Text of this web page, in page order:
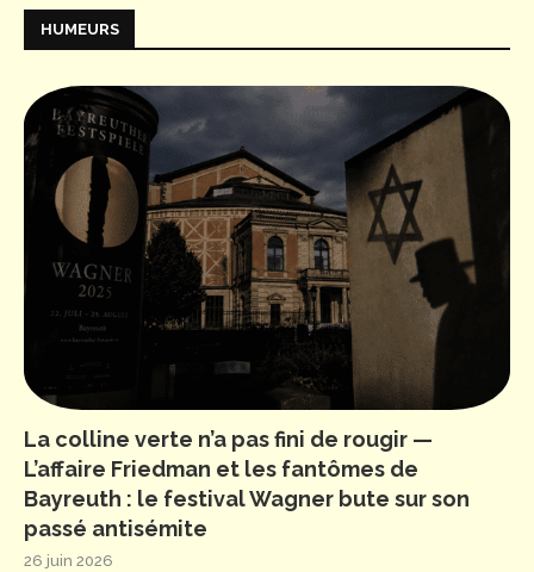
HUMEURS
La colline verte n’a pas fini de rougir —
L’affaire Friedman et les fantômes de
Bayreuth : le festival Wagner bute sur son
passé antisémite
26 juin 2026